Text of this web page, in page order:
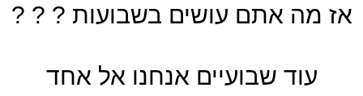
אז מה אתם עושים בשבועות ? ? ?
עוד שבועיים אנחנו אל אחד